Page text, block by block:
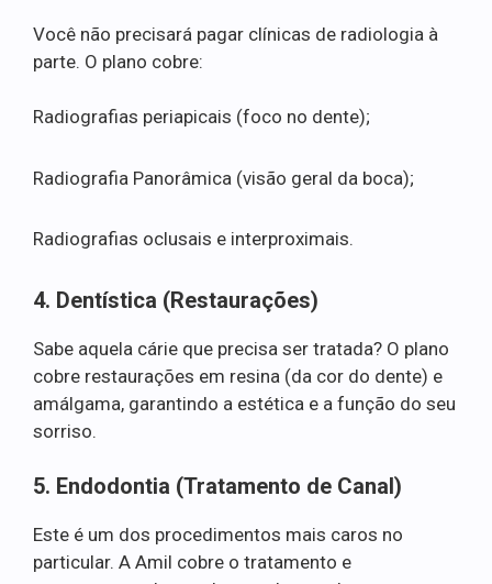
Você não precisará pagar clínicas de radiologia à
parte. O plano cobre:
Radiografias periapicais (foco no dente);
Radiografia Panorâmica (visão geral da boca);
Radiografias oclusais e interproximais.
4. Dentística (Restaurações)
Sabe aquela cárie que precisa ser tratada? O plano
cobre restaurações em resina (da cor do dente) e
amálgama, garantindo a estética e a função do seu
sorriso.
5. Endodontia (Tratamento de Canal)
Este é um dos procedimentos mais caros no
particular. A Amil cobre o tratamento e